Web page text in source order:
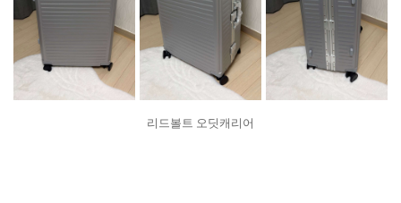
리드볼트 오딧캐리어